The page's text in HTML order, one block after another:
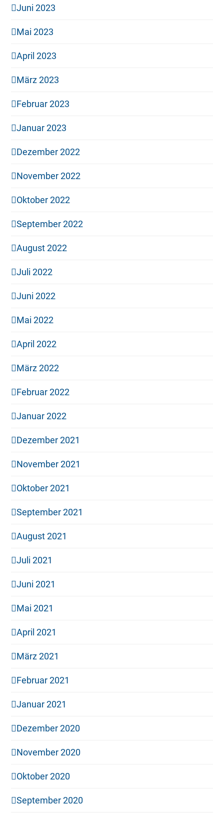
Juni 2023
Mai 2023
April 2023
März 2023
Februar 2023
Januar 2023
Dezember 2022
November 2022
Oktober 2022
September 2022
August 2022
Juli 2022
Juni 2022
Mai 2022
April 2022
März 2022
Februar 2022
Januar 2022
Dezember 2021
November 2021
Oktober 2021
September 2021
August 2021
Juli 2021
Juni 2021
Mai 2021
April 2021
März 2021
Februar 2021
Januar 2021
Dezember 2020
November 2020
Oktober 2020
September 2020